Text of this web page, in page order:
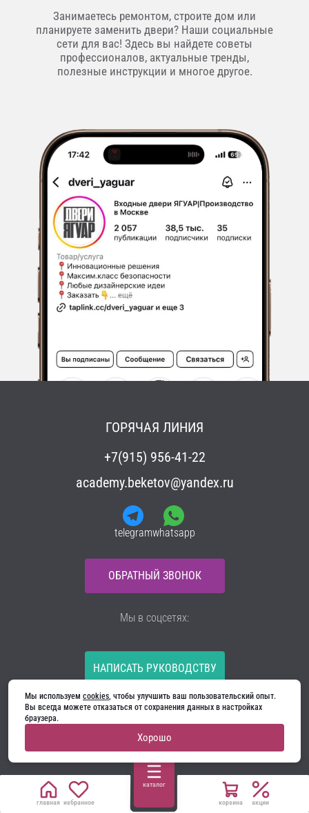
главная избранное
каталог
корзина акции
Занимаетесь ремонтом, строите дом или
планируете заменить двери? Наши социальные
сети для вас! Здесь вы найдете советы
профессионалов, актуальные тренды,
полезные инструкции и многое другое.
ГОРЯЧАЯ ЛИНИЯ
+7(915) 956-41-22
academy.beketov@yandex.ru
telegramwhatsapp
ОБРАТНЫЙ ЗВОНОК
НАПИСАТЬ РУКОВОДСТВУ
Все материалы на сайте принадлежат компании
ООО «Ягуар-М» — входные и межкомнатные двери
Политика конфиденциальности
Договор оферты
Cookie
Мы в соцсетях:
Мы используем cookies, чтобы улучшить ваш пользовательский опыт.
Вы всегда можете отказаться от сохранения данных в настройках
браузера.
Хорошо